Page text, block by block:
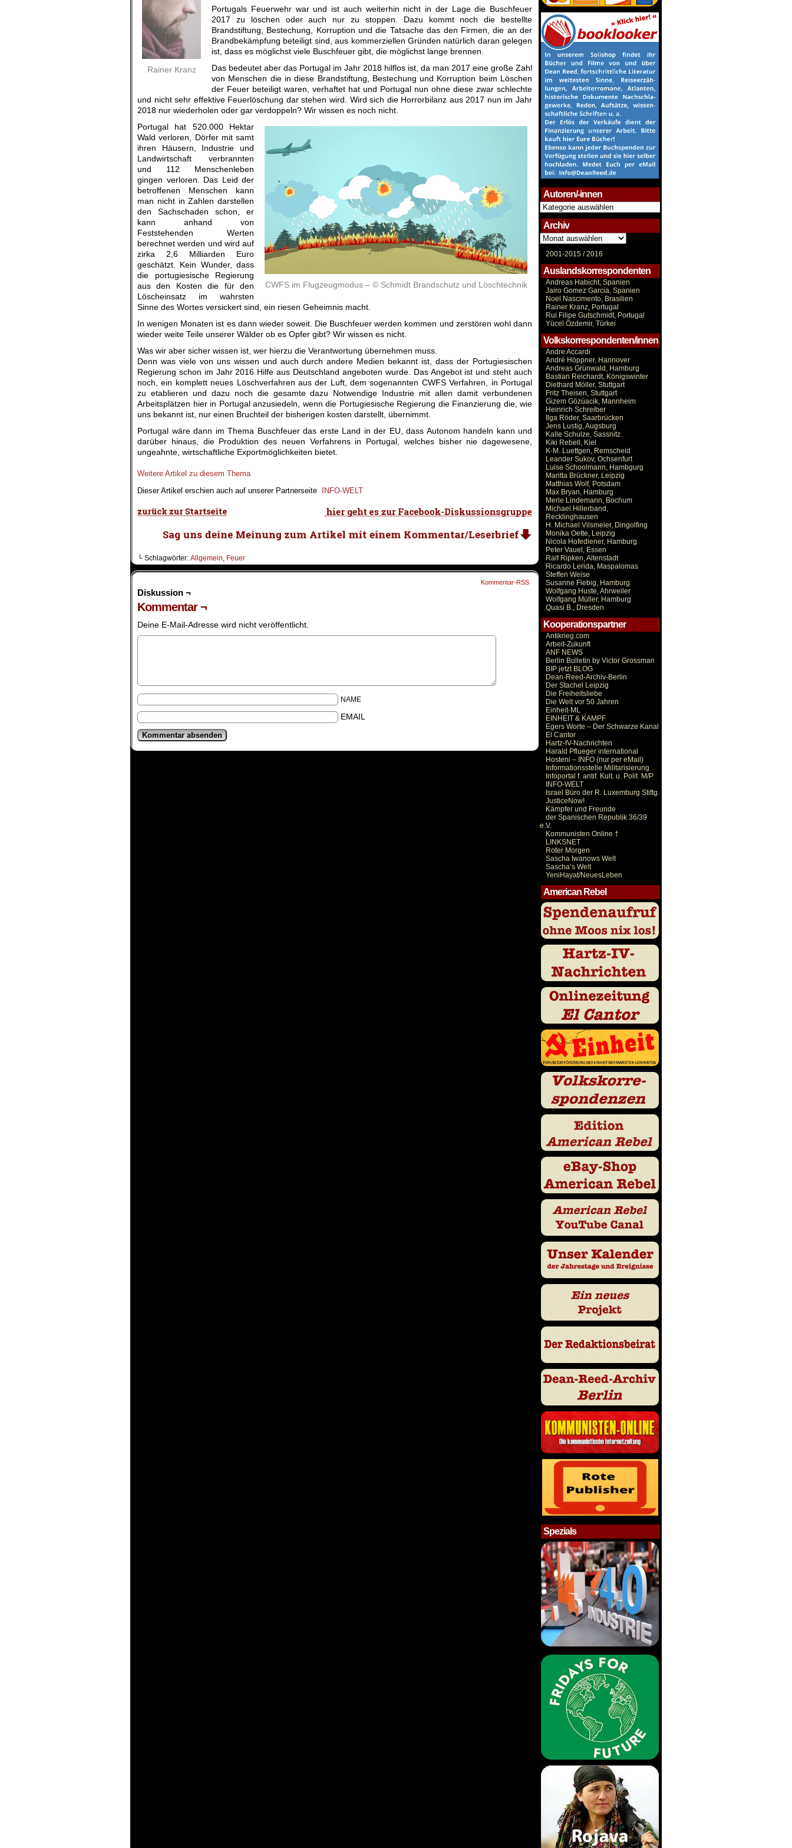
Rainer Kranz
Portugals Feuerwehr war und ist auch weiterhin nicht in der Lage die Buschfeuer
2017 zu löschen oder auch nur zu stoppen. Dazu kommt noch die bestellte
Brandstiftung, Bestechung, Korruption und die Tatsache das den Firmen, die an der
Brandbekämpfung beteiligt sind, aus kommerziellen Gründen natürlich daran gelegen
ist, dass es möglichst viele Buschfeuer gibt, die möglichst lange brennen.
Das bedeutet aber das Portugal im Jahr 2018 hilflos ist, da man 2017 eine große Zahl
von Menschen die in diese Brandstiftung, Bestechung und Korruption beim Löschen
der Feuer beteiligt waren, verhaftet hat und Portugal nun ohne diese zwar schlechte
und nicht sehr effektive Feuerlöschung dar stehen wird. Wird sich die Horrorbilanz aus 2017 nun im Jahr
2018 nur wiederholen oder gar verdoppeln? Wir wissen es noch nicht.
CWFS im Flugzeugmodus – © Schmidt Brandschutz und Löschtechnik
Portugal hat 520.000 Hektar
Wald verloren, Dörfer mit samt
ihren Häusern, Industrie und
Landwirtschaft verbrannten
und 112 Menschenleben
gingen verloren. Das Leid der
betroffenen Menschen kann
man nicht in Zahlen darstellen
den Sachschaden schon, er
kann anhand von
Feststehenden Werten
berechnet werden und wird auf
zirka 2,6 Milliarden Euro
geschätzt. Kein Wunder, dass
die portugiesische Regierung
aus den Kosten die für den
Löscheinsatz im wahrsten
Sinne des Wortes versickert sind, ein riesen Geheimnis macht.
In wenigen Monaten ist es dann wieder soweit. Die Buschfeuer werden kommen und zerstören wohl dann
wieder weite Teile unserer Wälder ob es Opfer gibt? Wir wissen es nicht.
Was wir aber sicher wissen ist, wer hierzu die Verantwortung übernehmen muss.
Denn was viele von uns wissen und auch durch andere Medien bekannt ist, dass der Portugiesischen
Regierung schon im Jahr 2016 Hilfe aus Deutschland angeboten wurde. Das Angebot ist und steht auch
noch, ein komplett neues Löschverfahren aus der Luft, dem sogenannten CWFS Verfahren, in Portugal
zu etablieren und dazu noch die gesamte dazu Notwendige Industrie mit allen damit verbundenen
Arbeitsplätzen hier in Portugal anzusiedeln, wenn die Portugiesische Regierung die Finanzierung die, wie
uns bekannt ist, nur einen Bruchteil der bisherigen kosten darstellt, übernimmt.
Portugal wäre dann im Thema Buschfeuer das erste Land in der EU, dass Autonom handeln kann und
darüber hinaus, die Produktion des neuen Verfahrens in Portugal, welches bisher nie dagewesene,
ungeahnte, wirtschaftliche Exportmöglichkeiten bietet.
Weitere Artikel zu diesem Thema
Dieser Artikel erschien auch auf unserer Partnerseite
INFO-WELT
└ Schlagwörter: Allgemein, Feuer
Kommentar-RSS
Diskussion ¬
Kommentar ¬
Deine E-Mail-Adresse wird nicht veröffentlicht.
NAME
EMAIL
Autoren/-innen
Autoren/-
innen
Archiv
Archiv
2001-2015 /2016
Auslandskorrespondenten
Andreas Habicht, Spanien
Jairo Gomez Garcia, Spanien
Noel Nascimento, Brasilien
Rainer Kranz, Portugal
Rui Filipe Gutschmidt, Portugal
Yücel Özdemir, Türkei
Volkskorrespondenten/innen
Andre Accardi
André Höppner, Hannover
Andreas Grünwald, Hamburg
Bastian Reichardt, Königswinter
Diethard Möller, Stuttgart
Fritz Theisen, Stuttgart
Gizem Gözüacik, Mannheim
Heinrich Schreiber
Ilga Röder, Saarbrücken
Jens Lustig, Augsburg
Kalle Schulze, Sassnitz
Kiki Rebell, Kiel
K-M. Luettgen, Remscheid
Leander Sukov, Ochsenfurt
Luise Schoolmann, Hambgurg
Maritta Brückner, Leipzig
Matthias Wolf, Potsdam
Max Bryan, Hamburg
Merle Lindemann, Bochum
Michael Hillerband,
Recklinghausen
H. Michael Vilsmeier, Dingolfing
Monika Oette, Leipzig
Nicola Hofediener, Hamburg
Peter Vauel, Essen
Ralf Ripken, Altenstadt
Ricardo Lerida, Maspalomas
Steffen Weise
Susanne Fiebig, Hamburg
Wolfgang Huste, Ahrweiler
Wolfgang Müller, Hamburg
Quasi B., Dresden
Kooperationspartner
Antikrieg.com
Arbeit-Zukunft
ANF NEWS
Berlin Bulletin by Victor Grossman
BIP jetzt BLOG
Dean-Reed-Archiv-Berlin
Der Stachel Leipzig
Die Freiheitsliebe
Die Welt vor 50 Jahren
Einheit-ML
EINHEIT & KAMPF
Egers Worte – Der Schwarze Kanal
El Cantor
Hartz-IV-Nachrichten
Harald Pflueger international
Hosteni – INFO (nur per eMail)
Informationsstelle Militarisierung
Infoportal f. antif. Kult. u. Polit. M/P
INFO-WELT
Israel Büro der R. Luxemburg Stiftg.
JusticeNow!
Kämpfer und Freunde
der Spanischen Republik 36/39
e.V.
Kommunisten Online †
LINKSNET
Roter Morgen
Sascha Iwanows Welt
Sascha’s Welt
YeniHayat/NeuesLeben
American Rebel
Spezials